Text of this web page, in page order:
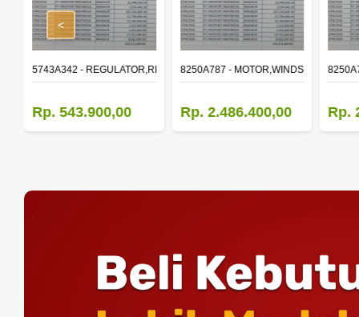
DOOR WINDOW,LH
5743A342 - REGULATOR,RR DOOR WINDOW,RH
Rp. 543.900,00
8250A787 - MOTOR,WINDSHIELD
Rp. 2.486.400,00 Rp.
<